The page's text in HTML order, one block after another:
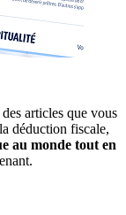
des articles que vous
déduction fiscale,
au monde tout en